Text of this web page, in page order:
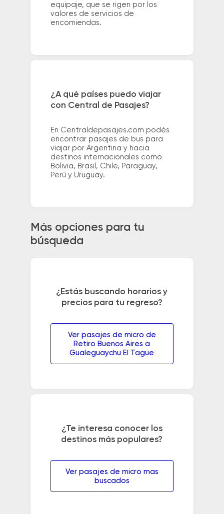
equipaje, que se rigen por los
valores de servicios de
encomiendas.
¿A qué países puedo viajar
con Central de Pasajes?
En Centraldepasajes.com podés
encontrar pasajes de bus para
viajar por Argentina y hacia
destinos internacionales como
Bolivia, Brasil, Chile, Paraguay,
Perú y Uruguay.
Más opciones para tu
búsqueda
¿Estás buscando horarios y
precios para tu regreso?
Ver pasajes de micro de
Retiro Buenos Aires a
Gualeguaychu El Tague
¿Te interesa conocer los
destinos más populares?
Ver pasajes de micro mas
buscados